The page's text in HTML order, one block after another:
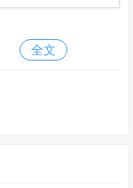
全文